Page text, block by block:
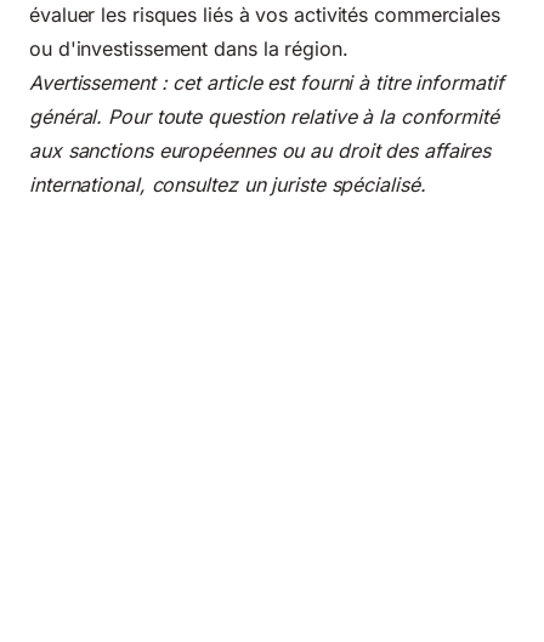
évaluer les risques liés à vos activités commerciales
ou d'investissement dans la région.
Avertissement : cet article est fourni à titre informatif
général. Pour toute question relative à la conformité
aux sanctions européennes ou au droit des affaires
international, consultez un juriste spécialisé.